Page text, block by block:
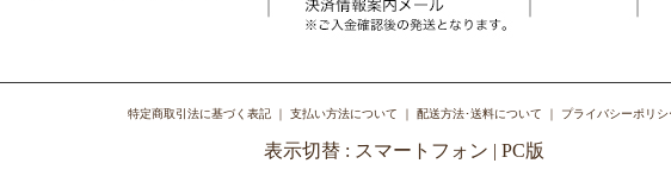
特定商取引法に基づく表記｜ 支払い方法について ｜ 配送方法･送料について ｜ プライバシーポリシ
表示切替 : スマートフォン | PC版